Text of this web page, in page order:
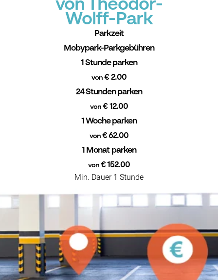
von Theodor-
Wolff-Park
Parkzeit
Mobypark-Parkgebühren
1 Stunde parken
von € 2.00
24 Stunden parken
von € 12.00
1 Woche parken
von€ 62.00
1 Monat parken
von€ 152.00
Min. Dauer 1 Stunde